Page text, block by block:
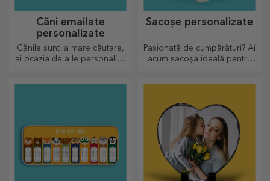
Căni emailate
personalizate
Cănile sunt la mare căutare,
ai ocazia de a le personaliza
Sacoșe personalizate
Pasionată de cumpărături? Ai
acum sacoșa ideală pentru